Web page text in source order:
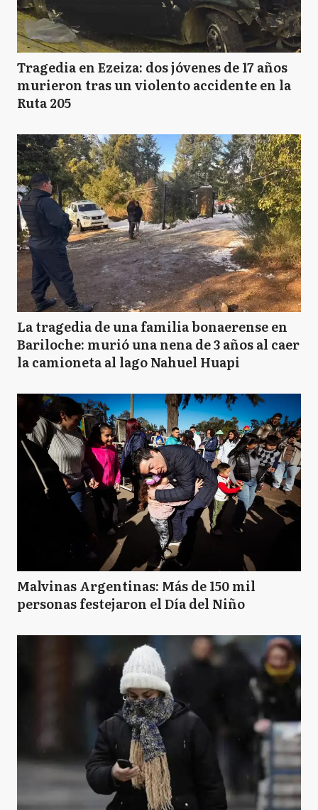
Tragedia en Ezeiza: dos jóvenes de 17 años
murieron tras un violento accidente en la
Ruta 205
La tragedia de una familia bonaerense en
Bariloche: murió una nena de 3 años al caer
la camioneta al lago Nahuel Huapi
Malvinas Argentinas: Más de 150 mil
personas festejaron el Día del Niño